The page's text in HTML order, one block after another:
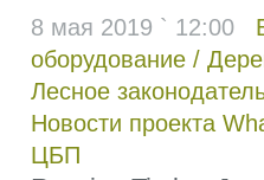
8 мая 2019 ` 12:00
оборудование /
Лесное
Новости проекта
ЦБП